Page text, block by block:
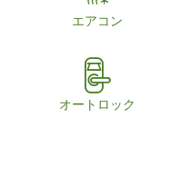
エアコン
オートロック